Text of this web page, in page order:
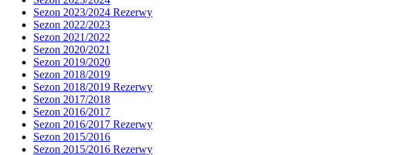
Sezon 2023/2024 Rezerwy
Sezon 2022/2023
Sezon 2021/2022
Sezon 2020/2021
Sezon 2019/2020
Sezon 2018/2019
Sezon 2018/2019 Rezerwy
Sezon 2017/2018
Sezon 2016/2017
Sezon 2016/2017 Rezerwy
Sezon 2015/2016
Sezon 2015/2016 Rezerwy